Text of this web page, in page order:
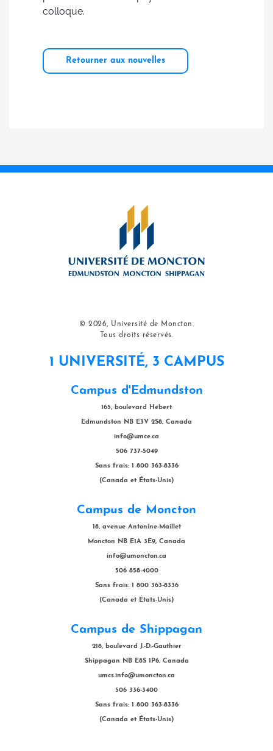
colloque.
Retourner aux nouvelles
© 2026, Université de Moncton.
Tous droits réservés.
1 UNIVERSITÉ, 3 CAMPUS
Campus d'Edmundston
165, boulevard Hébert
Edmundston NB E3V 2S8, Canada
info@umce.ca
506 737-5049
Sans frais: 1 800 363-8336
(Canada et États-Unis)
Campus de Moncton
18, avenue Antonine-Maillet
Moncton NB E1A 3E9, Canada
info@umoncton.ca
506 858-4000
Sans frais: 1 800 363-8336
(Canada et États-Unis)
Campus de Shippagan
218, boulevard J.-D.-Gauthier
Shippagan NB E8S 1P6, Canada
umcs.info@umoncton.ca
506 336-3400
Sans frais: 1 800 363-8336
(Canada et États-Unis)